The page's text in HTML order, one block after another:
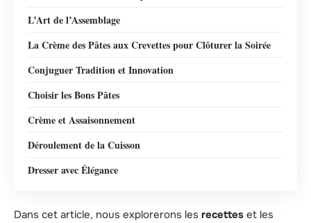
L’Art de l’Assemblage
La Crème des Pâtes aux Crevettes pour Clôturer la Soirée
Conjuguer Tradition et Innovation
Choisir les Bons Pâtes
Crème et Assaisonnement
Déroulement de la Cuisson
Dresser avec Élégance
Dans cet article, nous explorerons les recettes et les